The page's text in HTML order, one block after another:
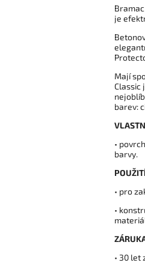
je
Mají
Classic
barev:
•
barvy.
• pro
•
• 30 let